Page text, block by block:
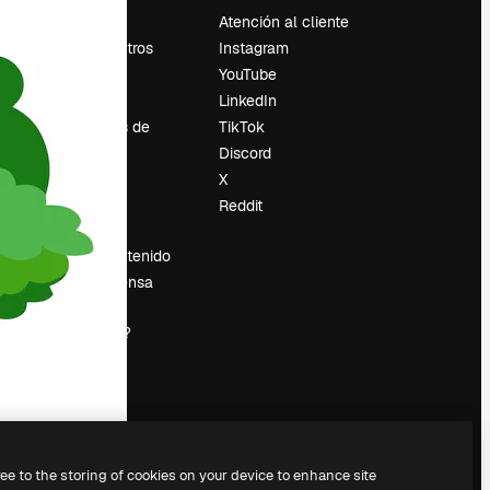
Sobre nosotros
Tendencias de
búsqueda
Blog
Eventos
Slidesgo
Vender contenido
Sala de prensa
magnific.ai?
Atención al cliente
Instagram
YouTube
LinkedIn
TikTok
Discord
X
Reddit
to the storing of cookies on your device to enhance site